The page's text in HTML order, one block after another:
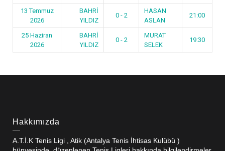
13 Temmuz
2026
BAHRİ
YILDIZ
0 - 2
HASAN
ASLAN
21:00
25 Haziran
2026
BAHRİ
YILDIZ
0 - 2
MURAT
SELEK
19:30
Hakkımızda
A.T.İ.K Tenis Ligi , Atik (Antalya Tenis İhtisas Kulübü )